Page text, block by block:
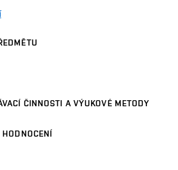
ČINNOSTI A VÝUKOVÉ METODY